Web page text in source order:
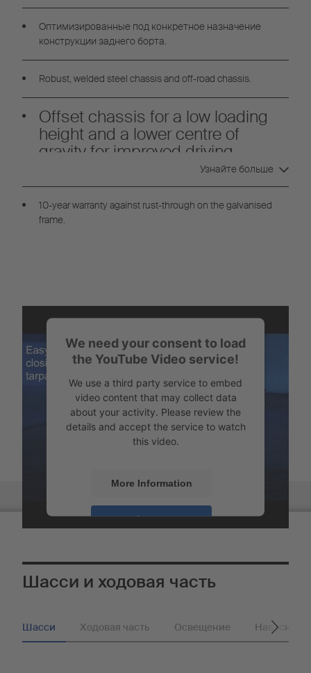
Оптимизированные под конкретное назначение
конструкции заднего борта.
Robust, welded steel chassis and off-road chassis.
Offset chassis for a low loading
height and a lower centre of
gravity for improved driving
Узнайте больше
10-year warranty against rust-through on the galvanised
frame.
We need your consent to load
the YouTube Video service!
We use a third party service to embed
video content that may collect data
about your activity. Please review the
details and accept the service to watch
this video.
More Information
Accept
Management
Шасси и ходовая часть
Шасси Ходовая часть Освещение Навесные